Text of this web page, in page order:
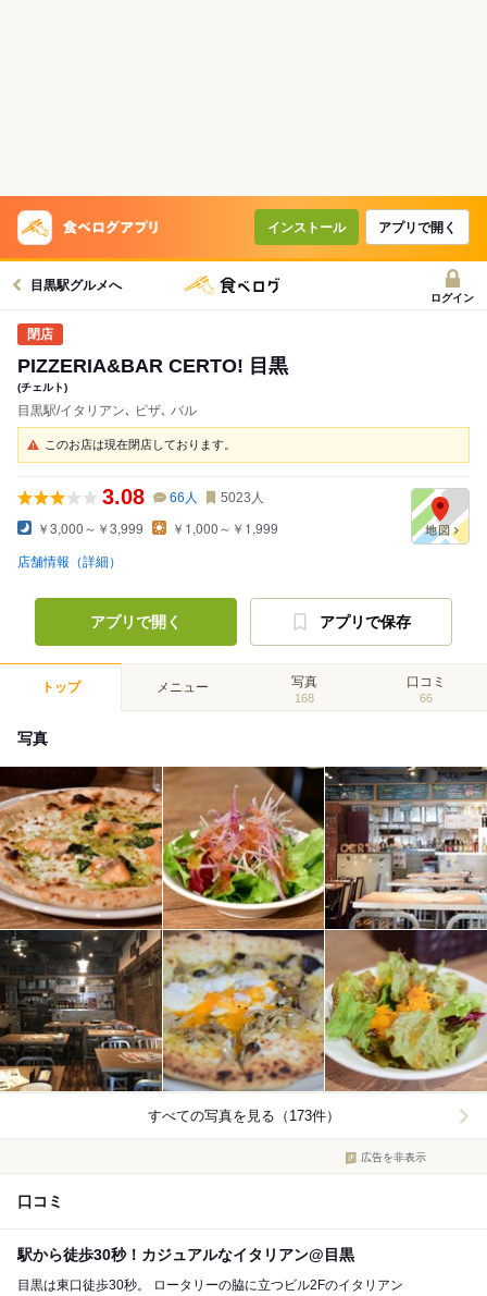
インストール アプリで開く
目黒駅グルメへ
ログイン
PIZZERIA&BAR CERTO! 目黒
(チェルト)
目黒駅/イタリアン､ ピザ､ バル
このお店は現在閉店しております。
3.08 66 人 5023 人
￥3,000～￥3,999 ￥1,000～￥1,999
店舗情報（詳細）
アプリで開く アプリで保存
トップ メニュー 写真
168
口コミ
66
写真
すべての写真を見る（173件）
広告を非表示
口コミ
駅から徒歩30秒！カジュアルなイタリアン@目黒
目黒は東口徒歩30秒。 ロータリーの脇に立つビル2Fのイタリアン